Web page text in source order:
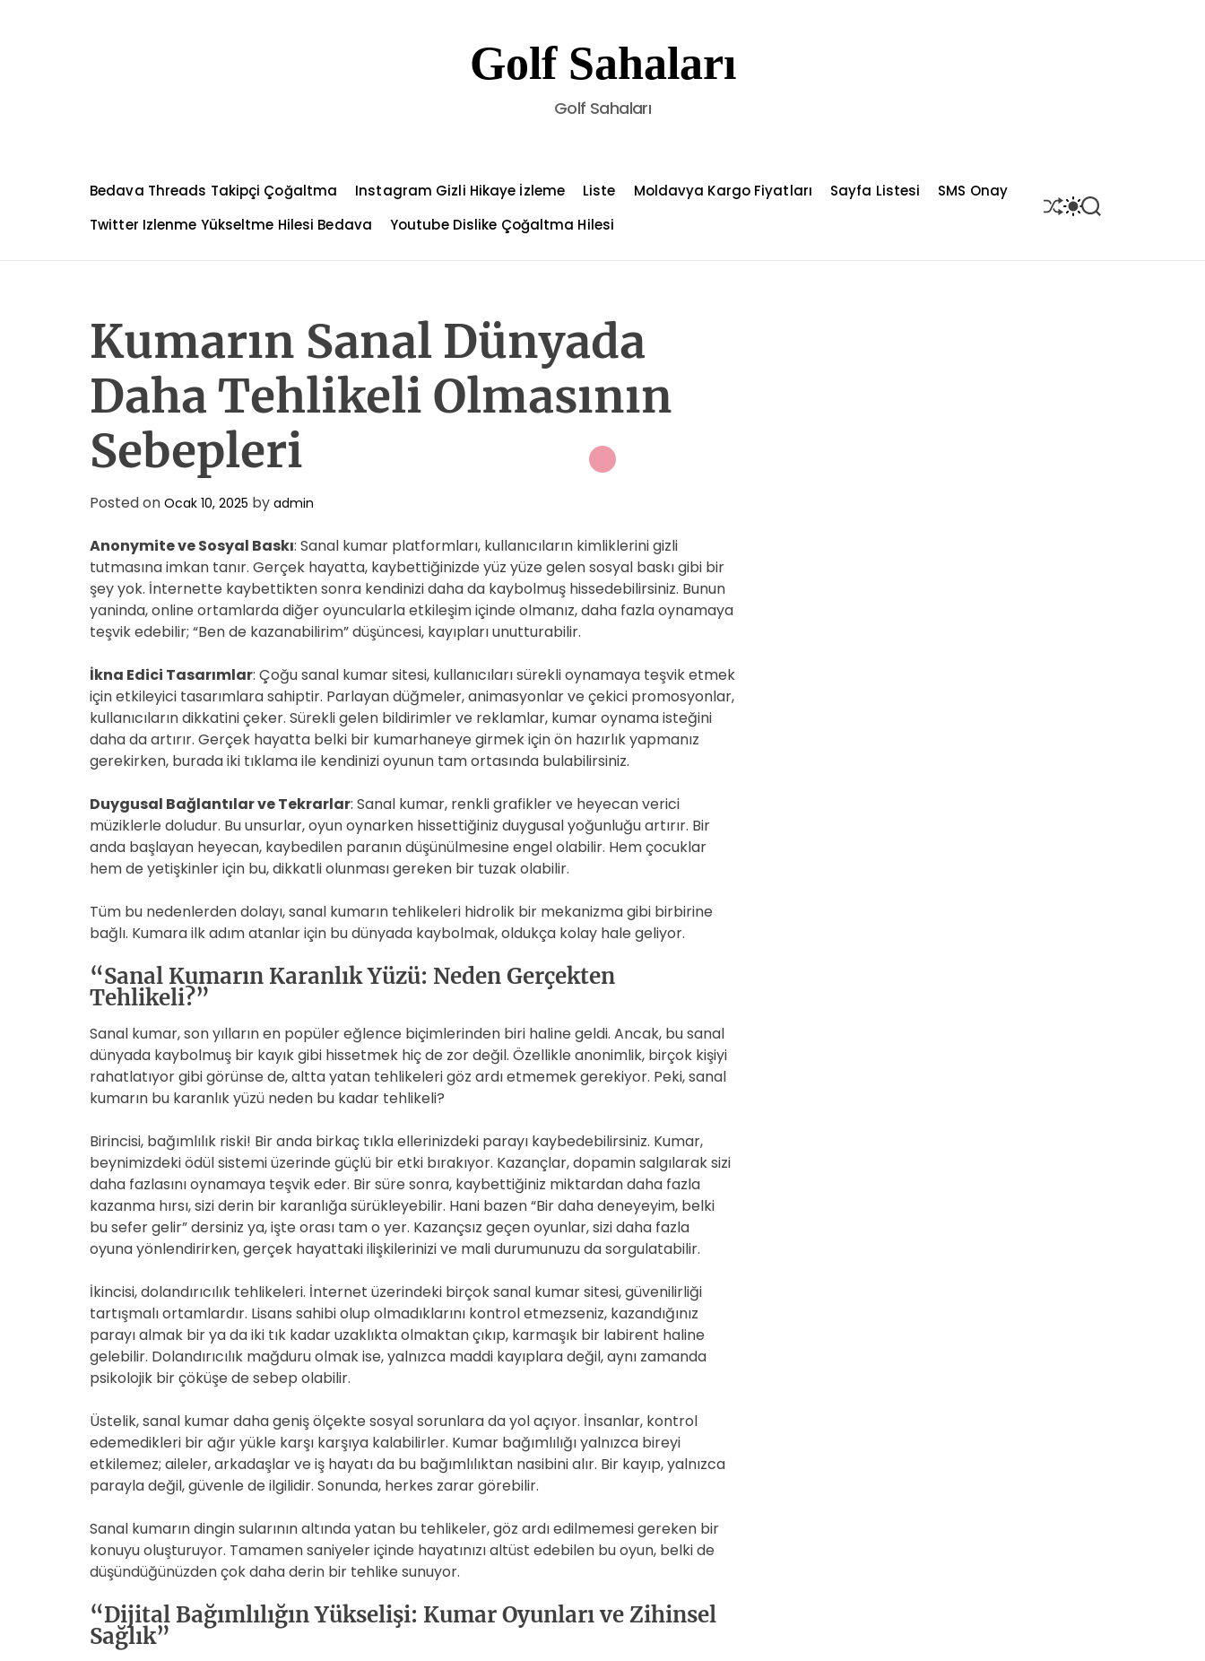
t
Golf Sahaları
Golf Sahaları
Bedava Threads Takipçi Çoğaltma Instagram Gizli Hikaye İzleme Liste Moldavya Kargo Fiyatları Sayfa Listesi
SMS Onay
Twitter Izlenme Yükseltme Hilesi Bedava
Youtube Dislike Çoğaltma Hilesi
S
H
S
W
S
E
Kumarın Sanal Dünyada
Daha Tehlikeli Olmasının
Sebepleri
Posted on Ocak 10, 2025 by admin
Anonymite ve Sosyal Baskı: Sanal kumar platformları, kullanıcıların kimliklerini gizli
tutmasına imkan tanır. Gerçek hayatta, kaybettiğinizde yüz yüze gelen sosyal baskı gibi bir
şey yok. İnternette kaybettikten sonra kendinizi daha da kaybolmuş hissedebilirsiniz. Bunun
yaninda, online ortamlarda diğer oyuncularla etkileşim içinde olmanız, daha fazla oynamaya
teşvik edebilir; “Ben de kazanabilirim” düşüncesi, kayıpları unutturabilir.
İkna Edici Tasarımlar: Çoğu sanal kumar sitesi, kullanıcıları sürekli oynamaya teşvik etmek
için etkileyici tasarımlara sahiptir. Parlayan düğmeler, animasyonlar ve çekici promosyonlar,
kullanıcıların dikkatini çeker. Sürekli gelen bildirimler ve reklamlar, kumar oynama isteğini
daha da artırır. Gerçek hayatta belki bir kumarhaneye girmek için ön hazırlık yapmanız
gerekirken, burada iki tıklama ile kendinizi oyunun tam ortasında bulabilirsiniz.
Duygusal Bağlantılar ve Tekrarlar: Sanal kumar, renkli grafikler ve heyecan verici
müziklerle doludur. Bu unsurlar, oyun oynarken hissettiğiniz duygusal yoğunluğu artırır. Bir
anda başlayan heyecan, kaybedilen paranın düşünülmesine engel olabilir. Hem çocuklar
hem de yetişkinler için bu, dikkatli olunması gereken bir tuzak olabilir.
Tüm bu nedenlerden dolayı, sanal kumarın tehlikeleri hidrolik bir mekanizma gibi birbirine
bağlı. Kumara ilk adım atanlar için bu dünyada kaybolmak, oldukça kolay hale geliyor.
“Sanal Kumarın Karanlık Yüzü: Neden Gerçekten
Tehlikeli?”
Sanal kumar, son yılların en popüler eğlence biçimlerinden biri haline geldi. Ancak, bu sanal
dünyada kaybolmuş bir kayık gibi hissetmek hiç de zor değil. Özellikle anonimlik, birçok kişiyi
rahatlatıyor gibi görünse de, altta yatan tehlikeleri göz ardı etmemek gerekiyor. Peki, sanal
kumarın bu karanlık yüzü neden bu kadar tehlikeli?
Birincisi, bağımlılık riski! Bir anda birkaç tıkla ellerinizdeki parayı kaybedebilirsiniz. Kumar,
beynimizdeki ödül sistemi üzerinde güçlü bir etki bırakıyor. Kazançlar, dopamin salgılarak sizi
daha fazlasını oynamaya teşvik eder. Bir süre sonra, kaybettiğiniz miktardan daha fazla
kazanma hırsı, sizi derin bir karanlığa sürükleyebilir. Hani bazen “Bir daha deneyeyim, belki
bu sefer gelir” dersiniz ya, işte orası tam o yer. Kazançsız geçen oyunlar, sizi daha fazla
oyuna yönlendirirken, gerçek hayattaki ilişkilerinizi ve mali durumunuzu da sorgulatabilir.
İkincisi, dolandırıcılık tehlikeleri. İnternet üzerindeki birçok sanal kumar sitesi, güvenilirliği
tartışmalı ortamlardır. Lisans sahibi olup olmadıklarını kontrol etmezseniz, kazandığınız
parayı almak bir ya da iki tık kadar uzaklıkta olmaktan çıkıp, karmaşık bir labirent haline
gelebilir. Dolandırıcılık mağduru olmak ise, yalnızca maddi kayıplara değil, aynı zamanda
psikolojik bir çöküşe de sebep olabilir.
Üstelik, sanal kumar daha geniş ölçekte sosyal sorunlara da yol açıyor. İnsanlar, kontrol
edemedikleri bir ağır yükle karşı karşıya kalabilirler. Kumar bağımlılığı yalnızca bireyi
etkilemez; aileler, arkadaşlar ve iş hayatı da bu bağımlılıktan nasibini alır. Bir kayıp, yalnızca
parayla değil, güvenle de ilgilidir. Sonunda, herkes zarar görebilir.
Sanal kumarın dingin sularının altında yatan bu tehlikeler, göz ardı edilmemesi gereken bir
konuyu oluşturuyor. Tamamen saniyeler içinde hayatınızı altüst edebilen bu oyun, belki de
düşündüğünüzden çok daha derin bir tehlike sunuyor.
“Dijital Bağımlılığın Yükselişi: Kumar Oyunları ve Zihinsel
Sağlık”